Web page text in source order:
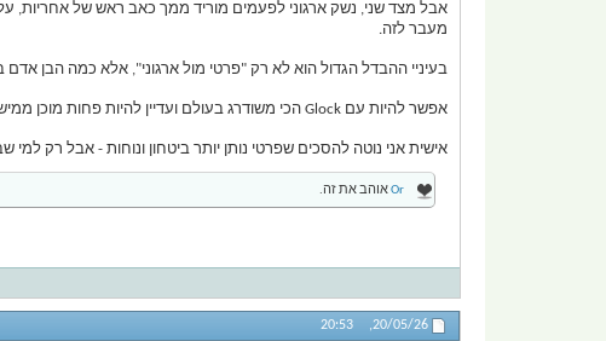
אבל מצד שני, נשק ארגוני לפעמים מוריד ממך כאב ראש של אחריות,
מעבר לזה.
בעיניי ההבדל הגדול הוא לא רק "פרטי מול ארגוני", אלא כמה הבן
אפשר להיות עם Glock הכי משודרג בעולם ועדיין להיות פחות מוכן ממישהו עם כלי פשוט שמתאמן קבוע ומכיר את הגבולות שלו.
אישית אני נוטה להסכים שפרטי נותן יותר ביטחון ונוחות - אבל רק
Orאוהב את זה.
20/05/26,
20:53